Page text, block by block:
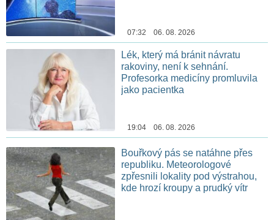
07:32 06. 08. 2026
Lék, který má bránit návratu
rakoviny, není k sehnání.
Profesorka medicíny promluvila
jako pacientka
19:04 06. 08. 2026
Bouřkový pás se natáhne přes
republiku. Meteorologové
zpřesnili lokality pod výstrahou,
kde hrozí kroupy a prudký vítr